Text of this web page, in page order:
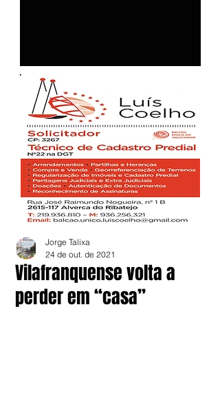
Vilafranquense volta a
perder em “casa”
Jorge Talixa
24 de out. de 2021